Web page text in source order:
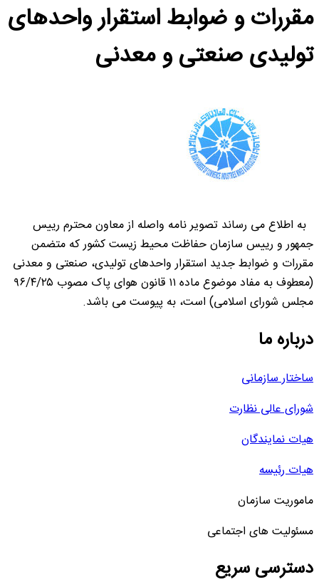
مقررات و ضوابط استقرار واحدهای
تولیدی صنعتی و معدنی
به اطلاع می رساند تصویر نامه واصله از معاون محترم رییس
جمهور و رییس سازمان حفاظت محیط زیست کشور که متضمن
مقررات و ضوابط جدید استقرار واحدهای تولیدی، صنعتی و معدنی
(معطوف به مفاد موضوع ماده ۱۱ قانون هوای پاک مصوب ۹۶/۴/۲۵
مجلس شورای اسلامی) است، به پیوست می باشد.
درباره ما
ساختار سازمانی
شورای عالی نظارت
هیات نمایندگان
هیات رئیسه
ماموریت سازمان
مسئولیت های اجتماعی
دسترسی سریع